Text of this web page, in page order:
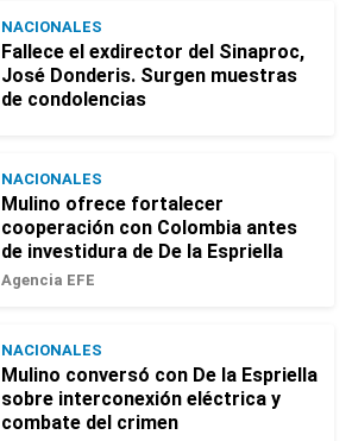
NACIONALES
Fallece el exdirector del Sinaproc,
José Donderis. Surgen muestras
de condolencias
NACIONALES
Mulino ofrece fortalecer
cooperación con Colombia antes
de investidura de De la Espriella
Agencia EFE
NACIONALES
Mulino conversó con De la Espriella
sobre interconexión eléctrica y
combate del crimen